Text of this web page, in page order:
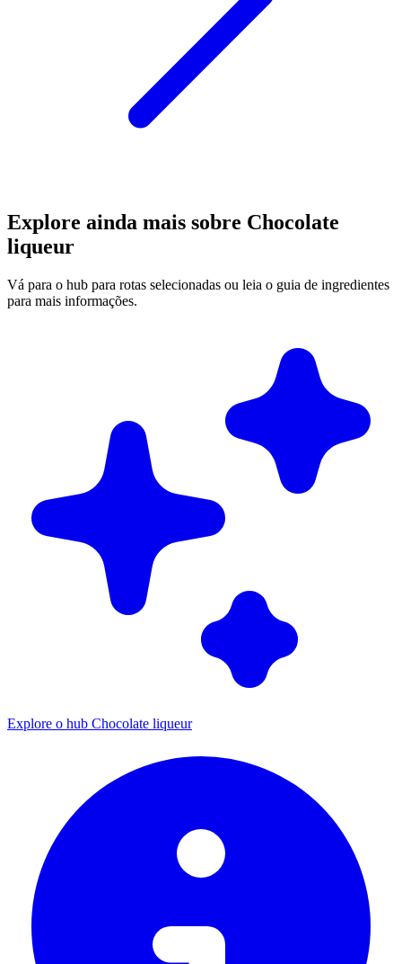
Explore ainda mais sobre Chocolate
liqueur
Vá para o hub para rotas selecionadas ou leia o guia de ingredientes
para mais informações.
Explore o hub Chocolate liqueur